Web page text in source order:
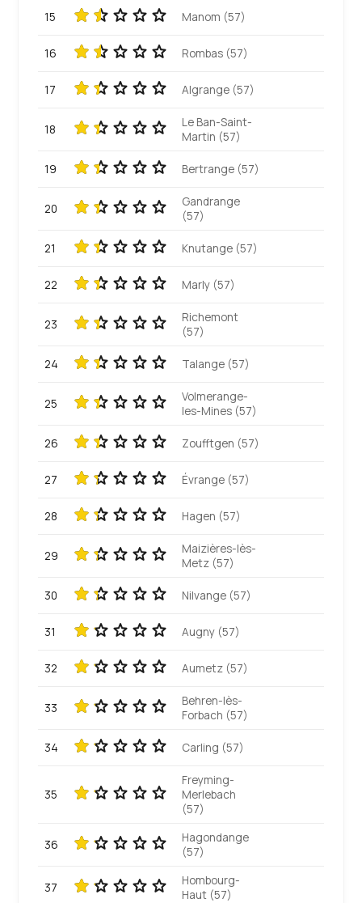
15 Manom (57)
16 Rombas (57)
17 Algrange (57)
18
Le Ban-Saint-
Martin (57)
19 Bertrange (57)
20
Gandrange
(57)
21 Knutange (57)
22 Marly (57)
23
Richemont
(57)
24 Talange (57)
25
Volmerange-
les-Mines (57)
26 Zoufftgen (57)
27 Évrange (57)
28 Hagen (57)
29
Maizières-lès-
Metz (57)
30 Nilvange (57)
31 Augny (57)
32 Aumetz (57)
33
Behren-lès-
Forbach (57)
34 Carling (57)
35
Freyming-
Merlebach
(57)
36
Hagondange
(57)
37
Hombourg-
Haut (57)